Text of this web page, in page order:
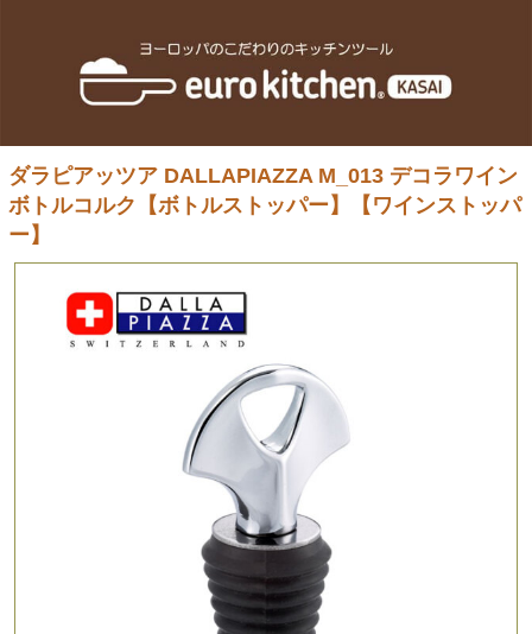
ダラピアッツア DALLAPIAZZA M_013 デコラワイン
ボトルコルク【ボトルストッパー】【ワインストッパ
ー】